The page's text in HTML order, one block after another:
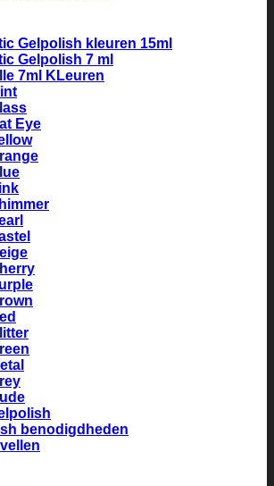
Gelpolish kleuren 15ml
Gelpolish 7 ml
7ml KLeuren
Eye
benodigdheden